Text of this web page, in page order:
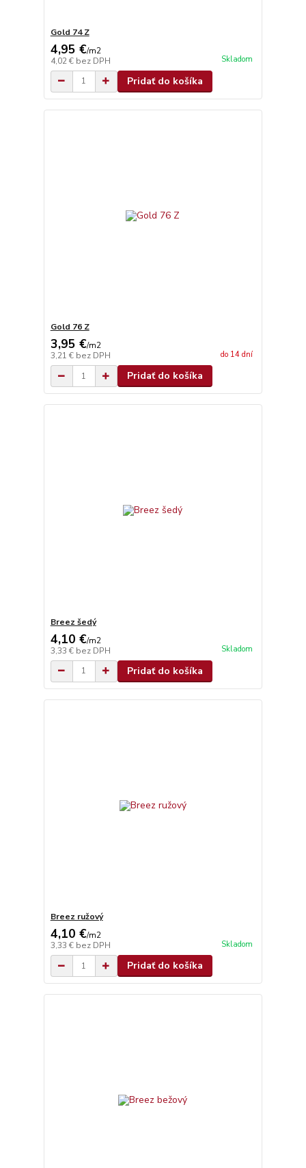
Gold 74 Z
4,95 €/m2
4,02 € bez DPH Skladom
Pridať do košíka
Gold 76 Z
3,95 €/m2
3,21 € bez DPH do 14 dní
Pridať do košíka
Breez šedý
4,10 €/m2
3,33 € bez DPH Skladom
Pridať do košíka
Breez ružový
4,10 €/m2
3,33 € bez DPH Skladom
Pridať do košíka